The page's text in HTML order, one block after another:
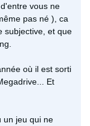
vous ne
pas né ), ca
subjective, et que
où il est sorti
Et
un jeu qui ne